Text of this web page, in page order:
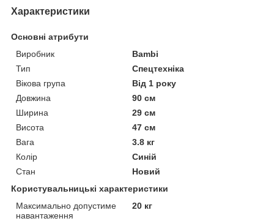
Характеристики
Основні атрибути
Виробник
Bambi
Тип
Спецтехніка
Вікова група
Від 1 року
Довжина
90 см
Ширина
29 см
Висота
47 см
Вага
3.8 кг
Колір
Синій
Стан
Новий
Користувальницькі характеристики
Максимально допустиме
навантаження
20 кг